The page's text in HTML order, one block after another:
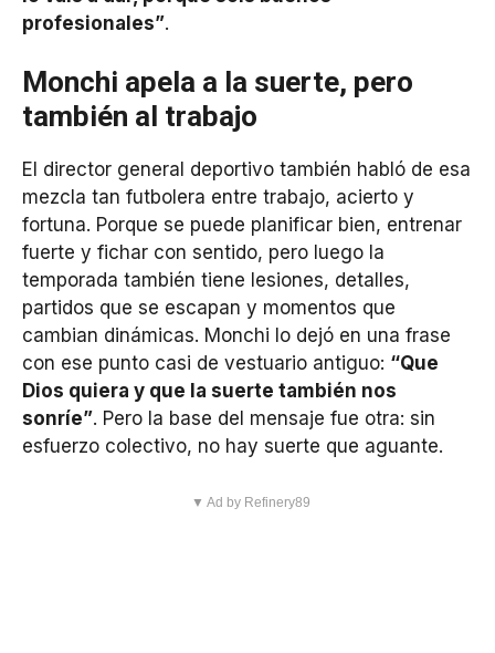
profesionales”.
Monchi apela a la suerte, pero
también al trabajo
El director general deportivo también habló de esa
mezcla tan futbolera entre trabajo, acierto y
fortuna. Porque se puede planificar bien, entrenar
fuerte y fichar con sentido, pero luego la
temporada también tiene lesiones, detalles,
partidos que se escapan y momentos que
cambian dinámicas. Monchi lo dejó en una frase
con ese punto casi de vestuario antiguo: “Que
Dios quiera y que la suerte también nos
sonríe”. Pero la base del mensaje fue otra: sin
esfuerzo colectivo, no hay suerte que aguante.
▼ Ad by Refinery89